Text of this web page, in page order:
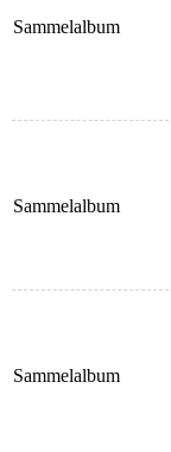
Sammelalbum
Sammelalbum
Sammelalbum